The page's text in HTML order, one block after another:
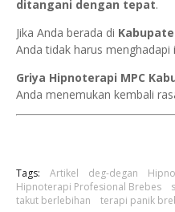
ditangani dengan tepat.
Jika Anda berada di
Anda tidak harus menghadapi
Griya Hipnoterapi MPC
Anda menemukan kembali
Tags: Artikel deg-degan
Hipnoterapi Profesional Brebes
takut berlebihan
terapi panik